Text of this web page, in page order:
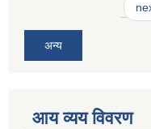
अन्य
आय व्यय विवरण